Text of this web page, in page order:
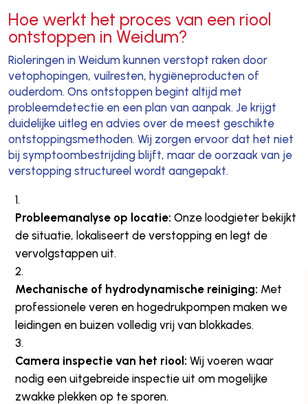
Hoe werkt het proces van een riool
ontstoppen in Weidum?
Rioleringen in Weidum kunnen verstopt raken door
vetophopingen, vuilresten, hygiëneproducten of
ouderdom. Ons ontstoppen begint altijd met
probleemdetectie en een plan van aanpak. Je krijgt
duidelijke uitleg en advies over de meest geschikte
ontstoppingsmethoden. Wij zorgen ervoor dat het niet
bij symptoombestrijding blijft, maar de oorzaak van je
verstopping structureel wordt aangepakt.
Probleemanalyse op locatie: Onze loodgieter bekijkt
de situatie, lokaliseert de verstopping en legt de
vervolgstappen uit.
Mechanische of hydrodynamische reiniging: Met
professionele veren en hogedrukpompen maken we
leidingen en buizen volledig vrij van blokkades.
Camera inspectie van het riool: Wij voeren waar
nodig een uitgebreide inspectie uit om mogelijke
zwakke plekken op te sporen.